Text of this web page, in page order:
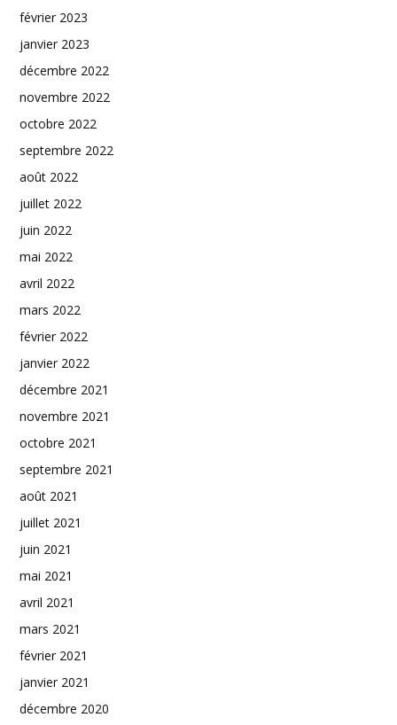
février 2023
janvier 2023
décembre 2022
novembre 2022
octobre 2022
septembre 2022
août 2022
juillet 2022
juin 2022
mai 2022
avril 2022
mars 2022
février 2022
janvier 2022
décembre 2021
novembre 2021
octobre 2021
septembre 2021
août 2021
juillet 2021
juin 2021
mai 2021
avril 2021
mars 2021
février 2021
janvier 2021
décembre 2020